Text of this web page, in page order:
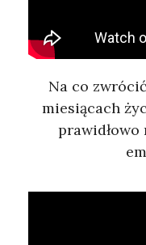
Na co
miesiącach
prawidłowo